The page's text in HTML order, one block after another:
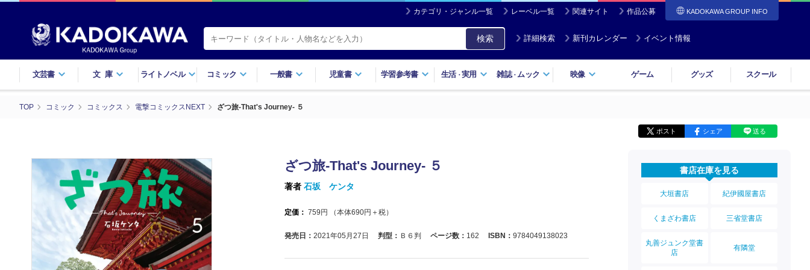
カテゴリ・ジャンル一覧 レーベル一覧 関連サイト 作品公募 KADOKAWA GROUP INFO
検索 詳細検索 新刊カレンダー イベント情報
文芸書 文庫 ライトノベル コミック 一般書 児童書 学習参考書 生活・実用 雑誌・ ムック 映像 ゲーム グッズ スクール
TOP コミック コミックス 電撃コミックスNEXT ざつ旅-That's Journey- ５
ポスト シェア 送る
ざつ旅-That's Journey- ５
著者 石坂 ケンタ
定価： 759 円 （本体690円＋税）
発売日： 2021年05月27日 判型： Ｂ６判 ページ数： 162 ISBN： 9784049138023
書店在庫を見る
大垣書店 紀伊國屋書店
くまざわ書店 三省堂書店
丸善ジュンク堂書
店
有隣堂